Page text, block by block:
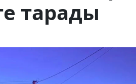
тарады